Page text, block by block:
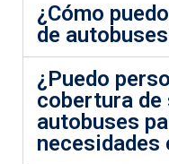
¿Cómo
de
¿Puedo
cobertura de
autobuses